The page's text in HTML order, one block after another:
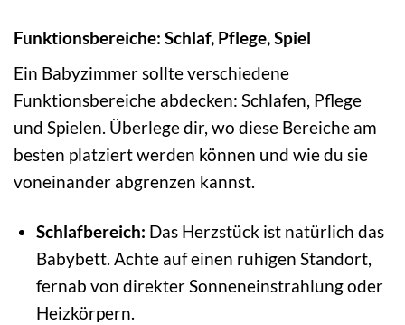
Funktionsbereiche: Schlaf, Pflege, Spiel
Ein Babyzimmer sollte verschiedene
Funktionsbereiche abdecken: Schlafen, Pflege
und Spielen. Überlege dir, wo diese Bereiche am
besten platziert werden können und wie du sie
voneinander abgrenzen kannst.
Schlafbereich: Das Herzstück ist natürlich das
Babybett. Achte auf einen ruhigen Standort,
fernab von direkter Sonneneinstrahlung oder
Heizkörpern.